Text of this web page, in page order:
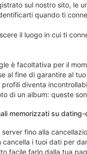
sul nostro sito, le
quando ti
il luogo in cui ti
è facoltativa per il
al fine di garantire al
diventa
di un album: queste
memorizzati su
fino alla
cancella i tuoi dati per
facile farlo dalla tua